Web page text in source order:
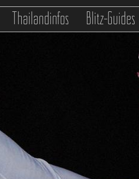
Thailandinfos Blitz-Guides